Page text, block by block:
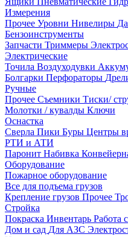
Измерения
Прочее Уровни Нивелиры
Бензоинструменты
Запчасти Триммеры
Электрические
Точила Воздуходувки
Болгарки Перфораторы
Ручные
Прочее Съемники Тиски/
Молотки / кувалды Ключи
Оснастка
Сверла Пики Буры Центры
РТИ и АТИ
Паронит Набивка
Оборудование
Пожарное оборудование
Все для подъема грузов
Крепление грузов Прочее
Стройка
Покраска Инвентарь Работа
Дом и сад Для АЗС